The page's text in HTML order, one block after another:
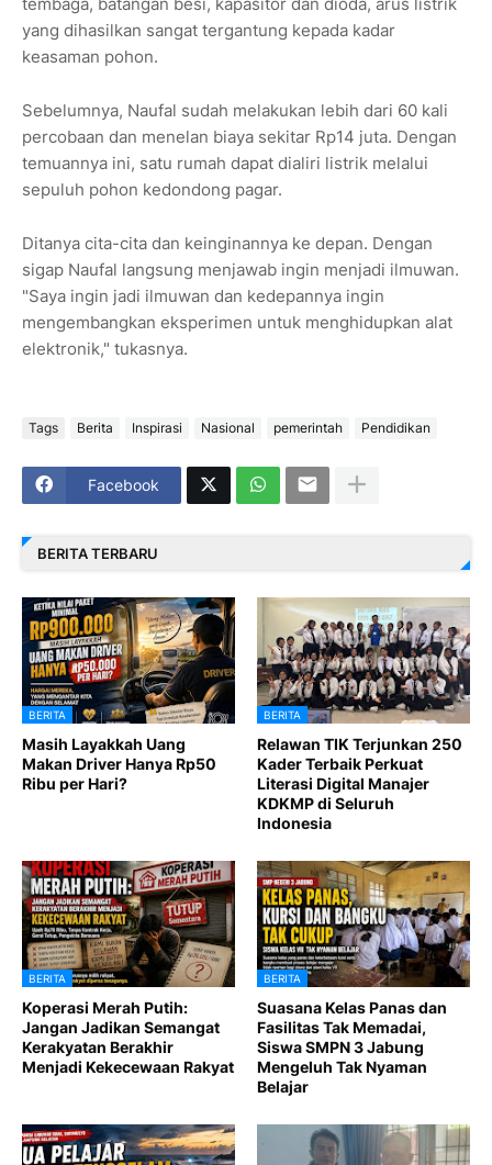
yang dihasilkan sangat tergantung kepada kadar
keasaman pohon.
Sebelumnya, Naufal sudah melakukan lebih dari 60 kali
percobaan dan menelan biaya sekitar Rp14 juta. Dengan
temuannya ini, satu rumah dapat dialiri listrik melalui
sepuluh pohon kedondong pagar.
Ditanya cita-cita dan keinginannya ke depan. Dengan
sigap Naufal langsung menjawab ingin menjadi ilmuwan.
"Saya ingin jadi ilmuwan dan kedepannya ingin
mengembangkan eksperimen untuk menghidupkan alat
elektronik," tukasnya.
Tags Berita Inspirasi Nasional pemerintah Pendidikan
Facebook
BERITA TERBARU
BERITA
Masih Layakkah Uang
Makan Driver Hanya Rp50
Ribu per Hari?
BERITA
Relawan TIK Terjunkan 250
Kader Terbaik Perkuat
Literasi Digital Manajer
KDKMP di Seluruh
Indonesia
BERITA
Koperasi Merah Putih:
Jangan Jadikan Semangat
Kerakyatan Berakhir
Menjadi Kekecewaan Rakyat
BERITA
Suasana Kelas Panas dan
Fasilitas Tak Memadai,
Siswa SMPN 3 Jabung
Mengeluh Tak Nyaman
Belajar